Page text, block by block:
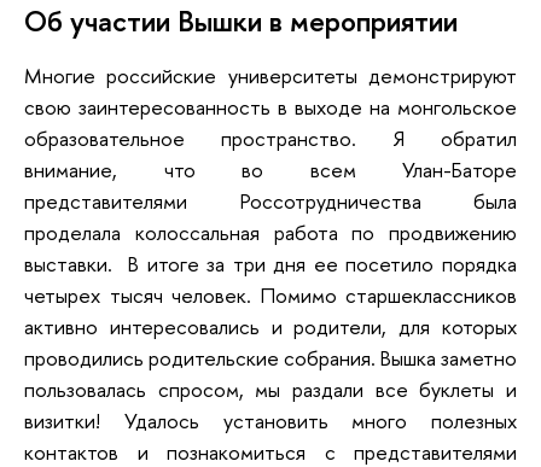
Об участии Вышки в мероприятии
Многие российские университеты демонстрируют
свою заинтересованность в выходе на монгольское
образовательное пространство. Я обратил
внимание, что во всем Улан-Баторе
представителями Россотрудничества была
проделала колоссальная работа по продвижению
выставки. В итоге за три дня ее посетило порядка
четырех тысяч человек. Помимо старшеклассников
активно интересовались и родители, для которых
проводились родительские собрания. Вышка заметно
пользовалась спросом, мы раздали все буклеты и
визитки! Удалось установить много полезных
контактов и познакомиться с представителями